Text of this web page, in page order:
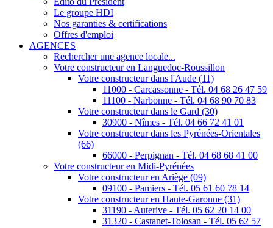
Le groupe HDI
Nos garanties & certifications
Offres d'emploi
AGENCES
Rechercher une agence locale...
Votre constructeur en Languedoc-Roussillon
Votre constructeur dans l'Aude (11)
11000 - Carcassonne - Tél. 04 68 26 47 59
11100 - Narbonne - Tél. 04 68 90 70 83
Votre constructeur dans le Gard (30)
30900 - Nîmes - Tél. 04 66 72 41 01
Votre constructeur dans les Pyrénées-Orientales
(66)
66000 - Perpignan - Tél. 04 68 68 41 00
Votre constructeur en Midi-Pyrénées
Votre constructeur en Ariège (09)
09100 - Pamiers - Tél. 05 61 60 78 14
Votre constructeur en Haute-Garonne (31)
31190 - Auterive - Tél. 05 62 20 14 00
31320 - Castanet-Tolosan - Tél. 05 62 57